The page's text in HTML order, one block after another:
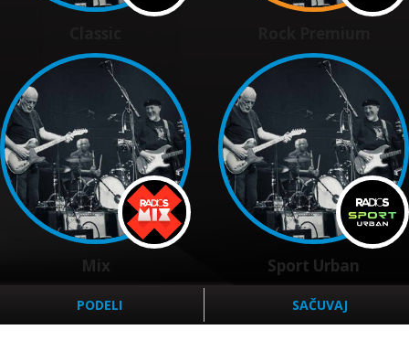
Mix Sport Urban
PODELI SAČUVAJ